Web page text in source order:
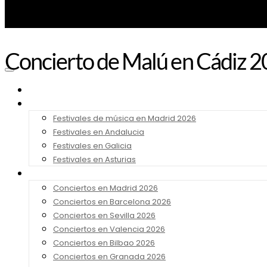
Festivales de música en Madrid 2026
Festivales en Andalucia
Festivales en Galicia
Festivales en Asturias
Conciertos en Madrid 2026
Conciertos en Barcelona 2026
Conciertos en Sevilla 2026
Conciertos en Valencia 2026
Conciertos en Bilbao 2026
Conciertos en Granada 2026
Concierto de Malú en Cádiz